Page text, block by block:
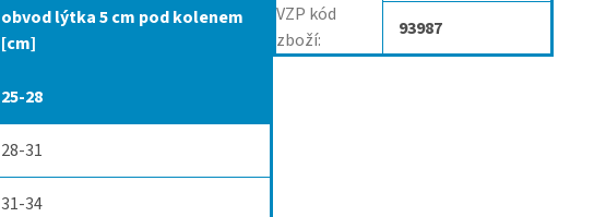
obvod lýtka 5 cm pod kolenem
[cm]
25-28
28-31
31-34
VZP kód
zboží: 93987